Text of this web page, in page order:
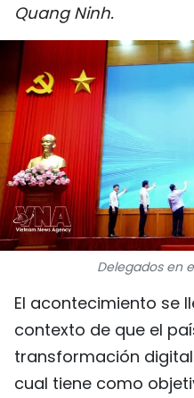
TIẾNG
Quang Ninh.
Delegados en
El acontecimiento se
contexto de que el
transformación
cual tiene como